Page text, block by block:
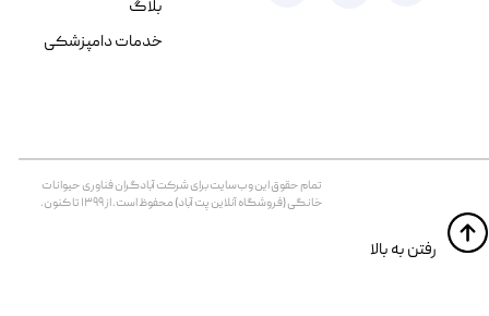
تمام حقوق اين وب‌سايت برای شرکت آبادگران فناوری حیوانات
خانگی (فروشگاه آنلاین پت آباد) محفوظ است. از ۱۳۹۹ تا کنون.
​​رفتن به بالا
بلاگ
خدمات دامپزشکی